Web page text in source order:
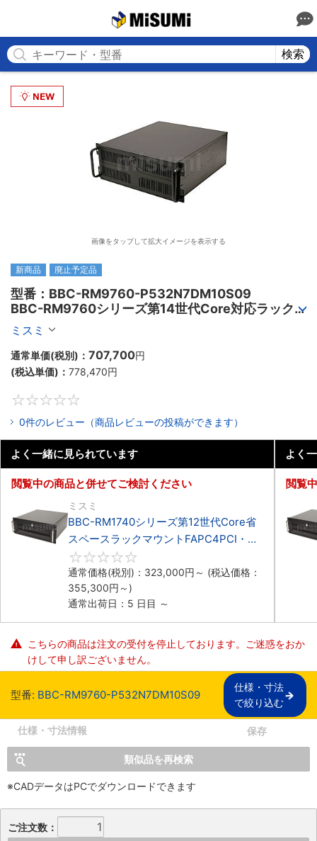
検索
画像をタップして拡大イメージを表示する
新商品 廃止予定品
型番：BBC-RM9760-P532N7DM10S09
BBC-RM9760シリーズ第14世代Core対応ラック
マウント3PCIe
ミスミ
通常単価(税別)： 707,700円
(税込単価)： 778,470円
0件のレビュー（商品レビューの投稿ができます）
よく一緒に見られています
閲覧中の商品と併せてご検討ください
ミスミ
BBC-RM1740シリーズ第12世代Core省
スペースラックマウントFAPC4PCI・
3PCIe
通常価格(税別)： 323,000円 ～ (税込価格：
355,300円 ～)
通常出荷日：5 日目 ～
よく
閲覧
こちらの商品は注文の受付を停止しております。ご迷惑をおか
けして申し訳ございません。
型番: BBC-RM9760-P532N7DM10S09
仕様・寸法
で絞り込む
仕様・寸法情報 保存
類似品を再検索
※CADデータはPCでダウンロードできます
ご注文数：